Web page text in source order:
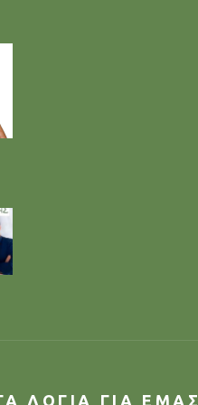
ΛΟΓΙΑ ΓΙΑ ΕΜΑΣ